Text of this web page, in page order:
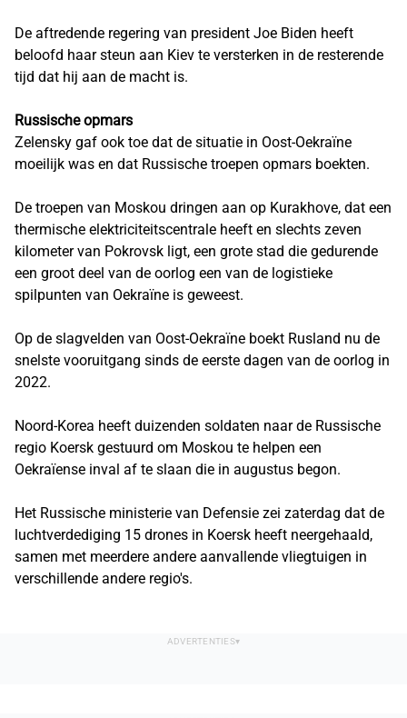
De aftredende regering van president Joe Biden heeft
beloofd haar steun aan Kiev te versterken in de resterende
tijd dat hij aan de macht is.
Russische opmars
Zelensky gaf ook toe dat de situatie in Oost-Oekraïne
moeilijk was en dat Russische troepen opmars boekten.
De troepen van Moskou dringen aan op Kurakhove, dat een
thermische elektriciteitscentrale heeft en slechts zeven
kilometer van Pokrovsk ligt, een grote stad die gedurende
een groot deel van de oorlog een van de logistieke
spilpunten van Oekraïne is geweest.
Op de slagvelden van Oost-Oekraïne boekt Rusland nu de
snelste vooruitgang sinds de eerste dagen van de oorlog in
2022.
Noord-Korea heeft duizenden soldaten naar de Russische
regio Koersk gestuurd om Moskou te helpen een
Oekraïense inval af te slaan die in augustus begon.
Het Russische ministerie van Defensie zei zaterdag dat de
luchtverdediging 15 drones in Koersk heeft neergehaald,
samen met meerdere andere aanvallende vliegtuigen in
verschillende andere regio's.